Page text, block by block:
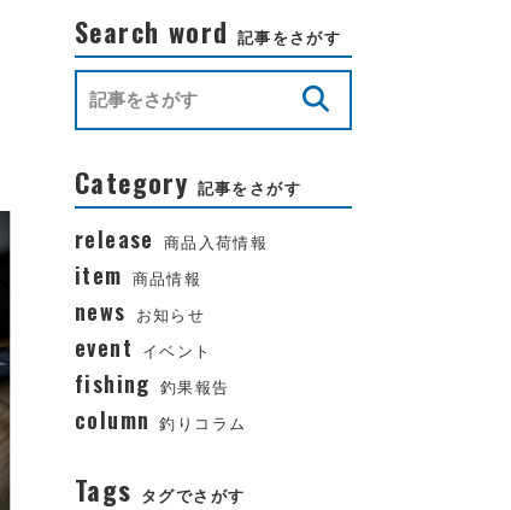
Search word 記事をさがす
Category 記事をさがす
release 商品入荷情報
item 商品情報
news お知らせ
event イベント
fishing 釣果報告
column 釣りコラム
Tags タグでさがす